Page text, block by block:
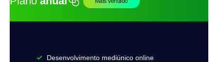
Desenvolvimento mediúnico online